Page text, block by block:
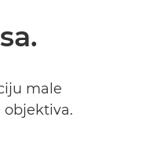
male